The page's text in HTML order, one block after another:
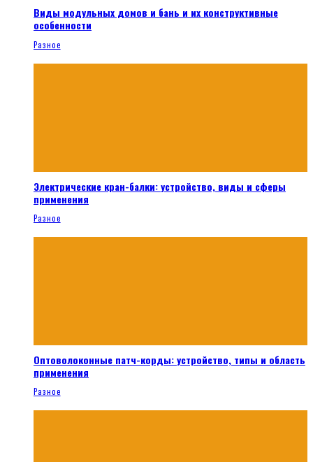
Виды модульных домов и бань и их конструктивные
особенности
Разное
Электрические кран-балки: устройство, виды и сферы
применения
Разное
Оптоволоконные патч-корды: устройство, типы и область
применения
Разное